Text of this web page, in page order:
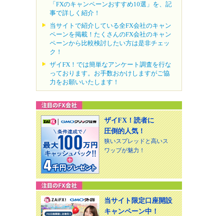
「FXのキャンペーンおすすめ10選」を、記
事で詳しく紹介！
当サイトで紹介している全FX会社のキャン
ペーンを掲載！たくさんのFX会社のキャン
ペーンから比較検討したい方は是非チェッ
ク！
ザイFX！では簡単なアンケート調査を行な
っております。お手数おかけしますがご協
力をお願いいたします！
ザイFX！読者に
圧倒的人気！
狭いスプレッドと高いス
ワップが魅力！
当サイト限定口座開設
キャンペーン中！